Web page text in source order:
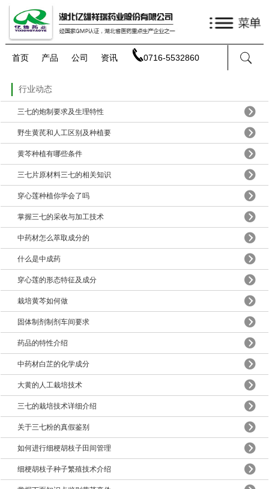
首页 产品 公司 资讯 0716-5532860
行业动态
三七的炮制要求及生理特性
野生黄芪和人工区别及种植要
黄芩种植有哪些条件
三七片原材料三七的相关知识
穿心莲种植你学会了吗
掌握三七的采收与加工技术
中药材怎么萃取成分的
什么是中成药
穿心莲的形态特征及成分
栽培黄芩如何做
固体制剂制剂车间要求
药品的特性介绍
中药材白芷的化学成分
大黄的人工栽培技术
三七的栽培技术详细介绍
关于三七粉的真假鉴别
如何进行细梗胡枝子田间管理
细梗胡枝子种子繁殖技术介绍